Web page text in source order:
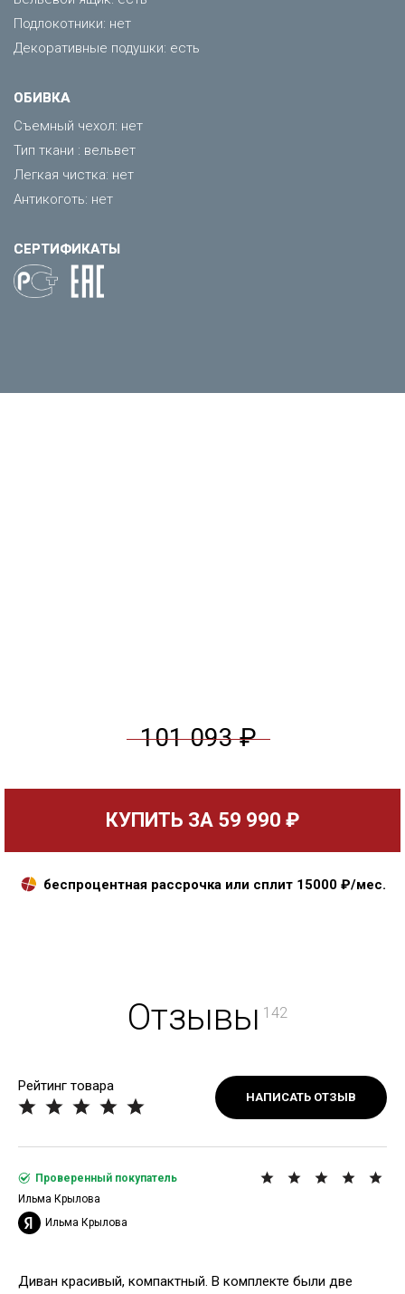
Подлокотники: нет
Декоративные подушки: есть
ОБИВКА
Съемный чехол: нет
Тип ткани : вельвет
Легкая чистка: нет
Антикоготь: нет
СЕРТИФИКАТЫ
101 093 ₽
КУПИТЬ ЗА 59 990 ₽
беспроцентная рассрочка или сплит 15000₽/мес.
Отзывы 142
Рейтинг товара
НАПИСАТЬ ОТЗЫВ
Диван красивый, компактный. В комплекте были две
Проверенный покупатель
Ильма Крылова
Ильма Крылова